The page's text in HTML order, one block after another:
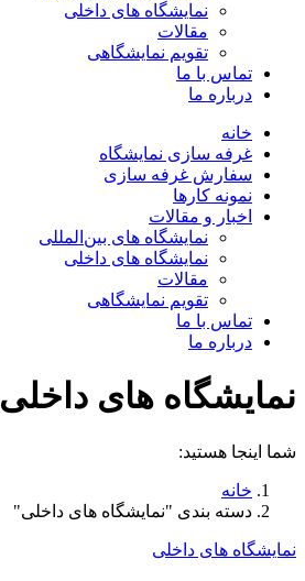
نمایشگاه های داخلی
مقالات
تقویم نمایشگاهی
تماس با ما
درباره ما
خانه
غرفه سازی نمایشگاه
سفارش غرفه سازی
نمونه کارها
اخبار و مقالات
نمایشگاه های بین‌المللی
نمایشگاه های داخلی
مقالات
تقویم نمایشگاهی
تماس با ما
درباره ما
نمایشگاه های داخلی
شما اینجا هستید:
خانه
دسته بندی "نمایشگاه های داخلی"
نمایشگاه های داخلی